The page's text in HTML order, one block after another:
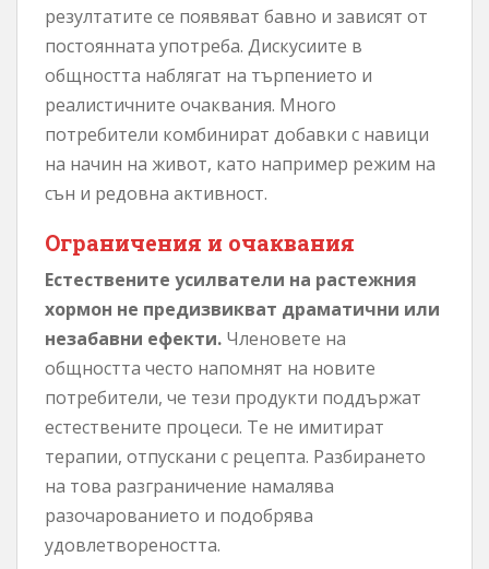
резултатите се появяват бавно и зависят от
постоянната употреба. Дискусиите в
общността наблягат на търпението и
реалистичните очаквания. Много
потребители комбинират добавки с навици
на начин на живот, като например режим на
сън и редовна активност.
Ограничения и очаквания
Естествените усилватели на растежния
хормон не предизвикват драматични или
незабавни ефекти. Членовете на
общността често напомнят на новите
потребители, че тези продукти поддържат
естествените процеси. Те не имитират
терапии, отпускани с рецепта. Разбирането
на това разграничение намалява
разочарованието и подобрява
удовлетвореността.